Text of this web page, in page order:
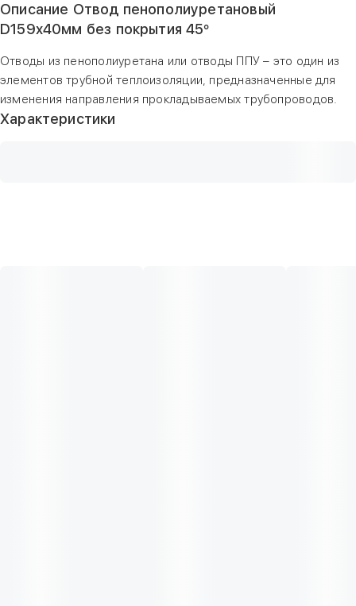
Описание Отвод пенополиуретановый
D159х40мм без покрытия 45°
Отводы из пенополиуретана или отводы ППУ – это один из
элементов трубной теплоизоляции, предназначенные для
изменения направления прокладываемых трубопроводов.
Характеристики